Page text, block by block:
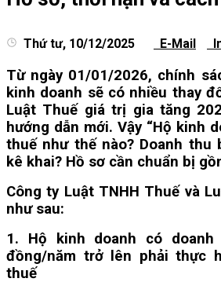
Thứ tư, 10/12/2025 E-Mail
Từ ngày 01/01/2026, chính
kinh doanh sẽ có nhiều thay
Luật Thuế giá trị gia tăng
hướng dẫn mới. Vậy “Hộ kinh
thuế như thế nào? Doanh thu
kê khai? Hồ sơ cần chuẩn bị
Công ty Luật TNHH Thuế và
như sau:
1. Hộ kinh doanh có
đồng/năm trở lên phải thực
thuế